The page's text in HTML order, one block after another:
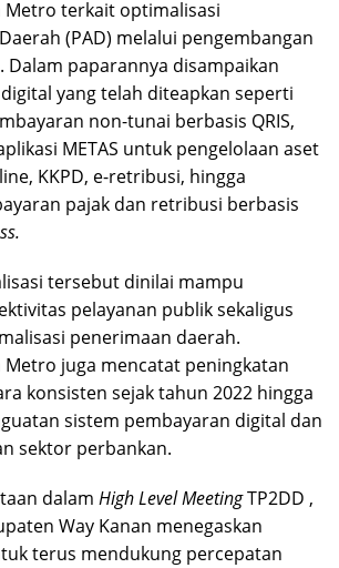
Metro terkait optimalisasi
(PAD) melalui pengembangan
Dalam paparannya disampaikan
yang telah diteapkan seperti
non-tunai berbasis QRIS,
METAS untuk pengelolaan aset
KKPD, e-retribusi, hingga
pajak dan retribusi berbasis
tersebut dinilai mampu
pelayanan publik sekaligus
penerimaan daerah.
juga mencatat peningkatan
konsisten sejak tahun 2022 hingga
sistem pembayaran digital dan
sektor perbankan.
dalam High Level MeetingTP2DD ,
Way Kanan menegaskan
terus mendukung percepatan